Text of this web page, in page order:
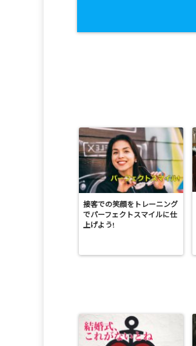
接客での笑顔をトレーニング
でパーフェクトスマイルに仕
上げよう!